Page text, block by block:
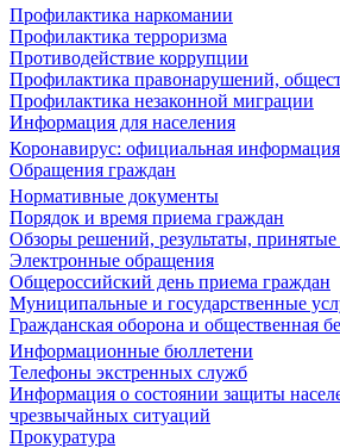
Профилактика наркомании
Профилактика терроризма
Противодействие коррупции
Профилактика правонарушений,
Профилактика незаконной миграции
Информация для населения
Коронавирус: официальная информация
Обращения граждан
Нормативные документы
Порядок и время приема граждан
Обзоры решений, результаты,
Электронные обращения
Общероссийский день приема граждан
Муниципальные и государственные
Гражданская оборона и общественная
Информационные бюллетени
Телефоны экстренных служб
Информация о состоянии защиты
чрезвычайных ситуаций
Прокуратура